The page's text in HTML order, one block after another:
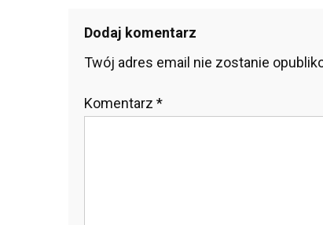
Dodaj komentarz
Twój adres email nie zostanie
Komentarz *